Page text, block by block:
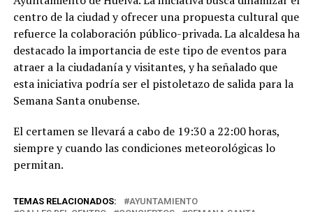
centro de la ciudad y ofrecer una propuesta cultural que
refuerce la colaboración público-privada. La alcaldesa ha
destacado la importancia de este tipo de eventos para
atraer a la ciudadanía y visitantes, y ha señalado que
esta iniciativa podría ser el pistoletazo de salida para la
Semana Santa onubense.
El certamen se llevará a cabo de 19:30 a 22:00 horas,
siempre y cuando las condiciones meteorológicas lo
permitan.
TEMAS RELACIONADOS:
AYUNTAMIENTO